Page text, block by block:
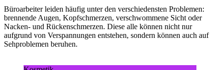
Büroarbeiter leiden häufig unter den verschiedensten Problemen:
brennende Augen, Kopfschmerzen, verschwommene Sicht oder
Nacken- und Rückenschmerzen. Diese alle können nicht nur
aufgrund von Verspannungen entstehen, sondern können auch auf
Sehproblemen beruhen.